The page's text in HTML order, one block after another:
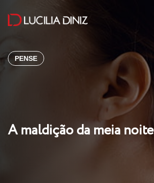
PENSE
A maldição da meia noite